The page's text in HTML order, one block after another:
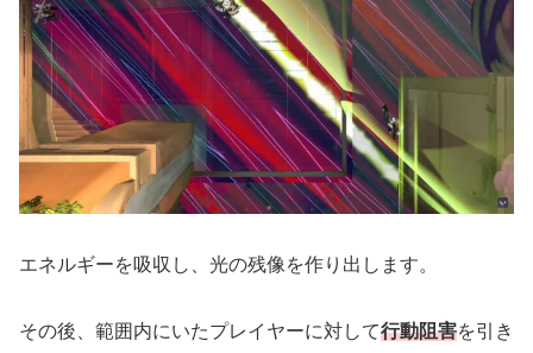
エネルギーを吸収し、光の残像を作り出します。
その後、範囲内にいたプレイヤーに対して行動阻害を引き